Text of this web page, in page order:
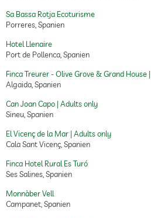
Sa Bassa Rotja Ecoturisme
Porreres, Spanien
Hotel Llenaire
Port de Pollenca, Spanien
Finca Treurer - Olive Grove & Grand House
Algaida, Spanien
Can Joan Capo | Adults only
Sineu, Spanien
El Vicenç de la Mar | Adults only
Cala Sant Vicenç, Spanien
Finca Hotel Rural Es Turó
Ses Salines, Spanien
Monnàber Vell
Campanet, Spanien